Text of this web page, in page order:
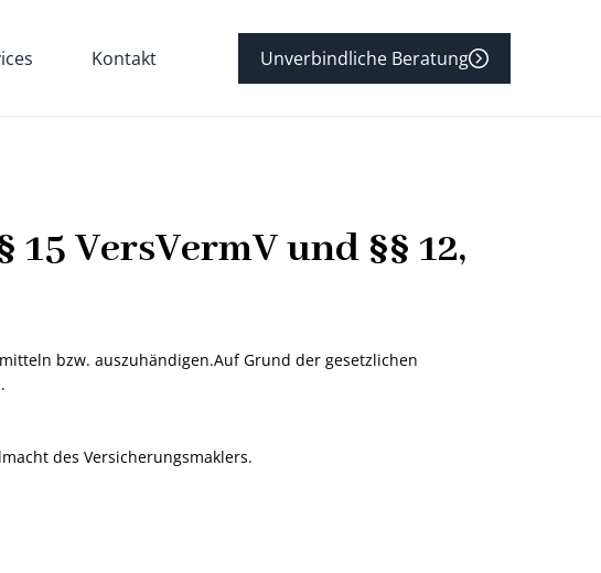
Kontakt Unverbindliche Beratung
VersVermV und §§ 12,
bzw. auszuhändigen.Auf Grund der gesetzlichen
des Versicherungsmaklers.